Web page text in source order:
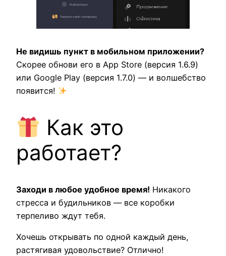
Не видишь пункт в мобильном приложении?
Скорее обнови его в App Store (версия 1.6.9)
или Google Play (версия 1.7.0) — и волшебство
появится!
Как это
работает?
Заходи в любое удобное время! Никакого
стресса и будильников — все коробки
терпеливо ждут тебя.
Хочешь открывать по одной каждый день,
растягивая удовольствие? Отлично!